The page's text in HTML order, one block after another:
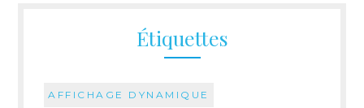
Étiquettes
AFFICHAGE DYNAMIQUE